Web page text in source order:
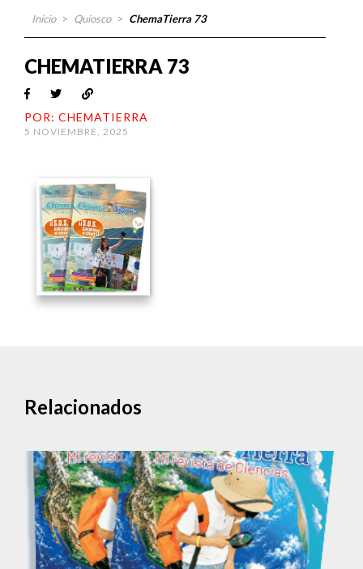
Inicio > Quiosco > ChemaTierra 73
CHEMATIERRA 73
POR: CHEMATIERRA
5 NOVIEMBRE, 2025
Relacionados